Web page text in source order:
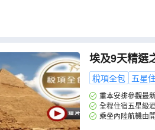
埃及9天精選
一的金字塔
廟及參觀大埃
稅項全包 五星
重本安排參觀最
寶。全程住宿五星級
乘坐內陸航機由